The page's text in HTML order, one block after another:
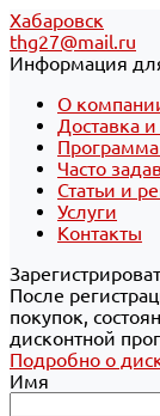
Хабаровск
thg27@mail.ru
Информация
О
Доставка
Часто
Статьи и
Услуги
Контакты
После
покупок,
дисконтной
Подробно о
Имя